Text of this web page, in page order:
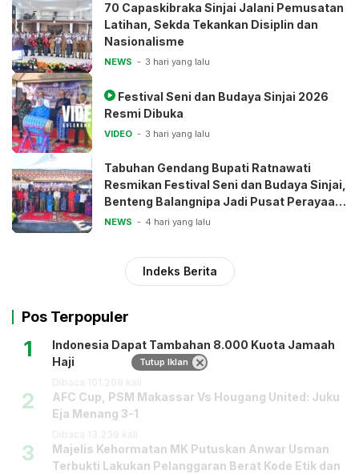
70 Capaskibraka Sinjai Jalani Pemusatan
Latihan, Sekda Tekankan Disiplin dan
Nasionalisme
NEWS 3 hari yang lalu
Resmi Dibuka
VIDEO 3 hari yang lalu
Tabuhan Gendang Bupati Ratnawati
Resmikan Festival Seni dan Budaya Sinjai,
Benteng Balangnipa Jadi Pusat Perayaan
Tradisi
NEWS 4 hari yang lalu
Indeks Berita
Pos Terpopuler
1
Indonesia Dapat Tambahan 8.000 Kuota Jamaah
Haji
2
AFC Cup, PSM Makassar Vs Hougang United: Juku
Eja Menang 3-1
3
Majelis Kehormatan MK Putuskan Anwar Usman
Terbukti Lakukan Pelanggaran Berat Kode Etik dan
Tutup Iklan